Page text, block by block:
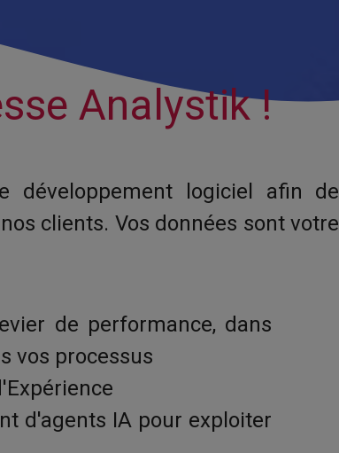
Analystik !
développement logiciel afin de
clients. Vos données sont votre
de performance, dans
vos processus
d'agents IA pour exploiter